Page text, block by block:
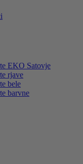
EKO Satovje
rjave
bele
barvne